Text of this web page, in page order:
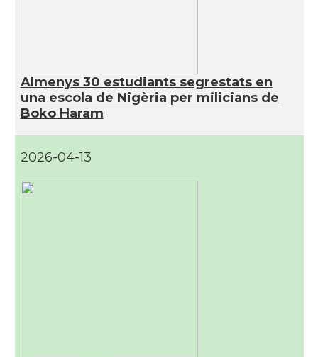
Almenys 30 estudiants segrestats en
una escola de Nigèria per milicians de
Boko Haram
2026-04-13